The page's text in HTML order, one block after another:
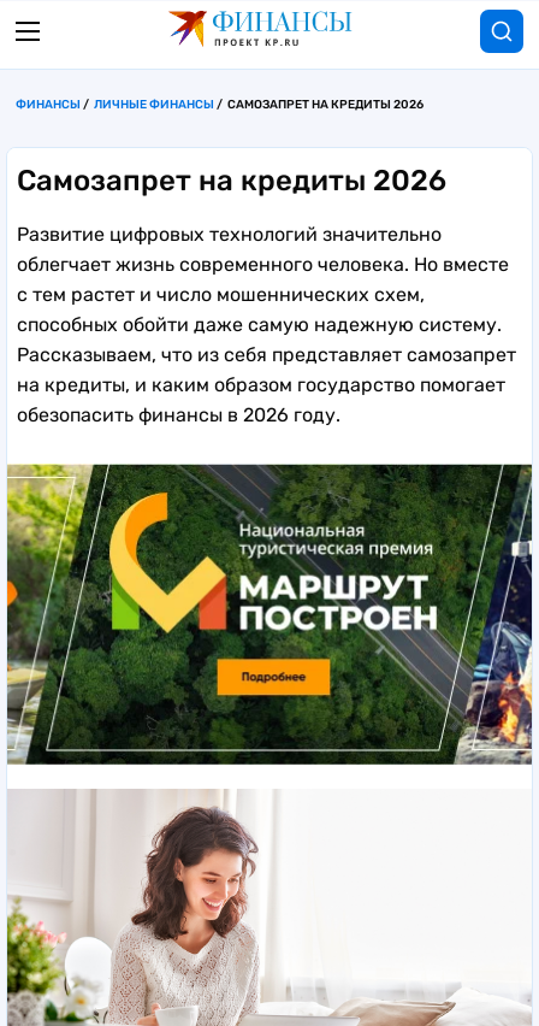
ФИНАНСЫ ЛИЧНЫЕ ФИНАНСЫ САМОЗАПРЕТ НА КРЕДИТЫ 2026
Самозапрет на кредиты 2026
Развитие цифровых технологий значительно
облегчает жизнь современного человека. Но вместе
с тем растет и число мошеннических схем,
способных обойти даже самую надежную систему.
Рассказываем, что из себя представляет самозапрет
на кредиты, и каким образом государство помогает
обезопасить финансы в 2026 году.